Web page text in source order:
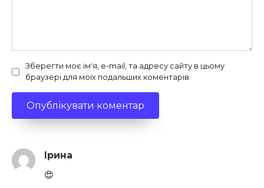
Зберегти моє ім'я, e-mail, та адресу сайту в цьому
браузері для моїх подальших коментарів.
Ірина
😍